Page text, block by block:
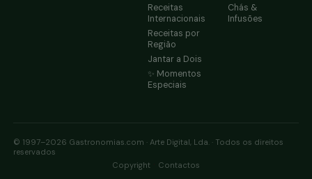
Receitas
Internacionais
Receitas por
Região
Jantar a Dois
✨ Momentos
Especiais
Chás &
Infusões
© 1997–2026 Gastronomias.com · Arte Digital, Lda. · Todos os direitos
reservados
Copyright
Contactos